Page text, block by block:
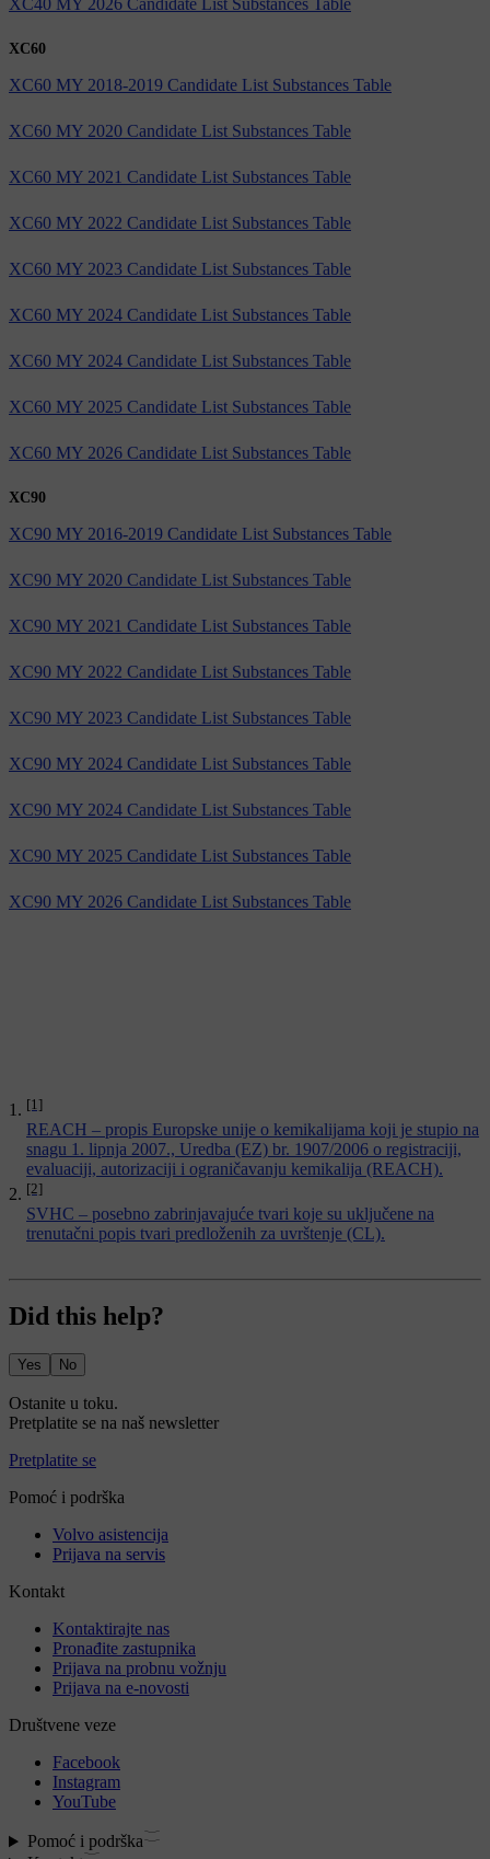
XC60
XC60 MY 2018-2019 Candidate List Substances Table
XC60 MY 2020 Candidate List Substances Table
XC60 MY 2021 Candidate List Substances Table
XC60 MY 2022 Candidate List Substances Table
XC60 MY 2023 Candidate List Substances Table
XC60 MY 2024 Candidate List Substances Table
XC60 MY 2024 Candidate List Substances Table
XC60 MY 2025 Candidate List Substances Table
XC60 MY 2026 Candidate List Substances Table
XC90
XC90 MY 2016-2019 Candidate List Substances Table
XC90 MY 2020 Candidate List Substances Table
XC90 MY 2021 Candidate List Substances Table
XC90 MY 2022 Candidate List Substances Table
XC90 MY 2023 Candidate List Substances Table
XC90 MY 2024 Candidate List Substances Table
XC90 MY 2024 Candidate List Substances Table
XC90 MY 2025 Candidate List Substances Table
XC90 MY 2026 Candidate List Substances Table
[1]
REACH – propis Europske unije o kemikalijama koji je stupio na
snagu 1. lipnja 2007., Uredba (EZ) br. 1907/2006 o registraciji,
evaluaciji, autorizaciji i ograničavanju kemikalija (REACH).
[2]
SVHC – posebno zabrinjavajuće tvari koje su uključene na
trenutačni popis tvari predloženih za uvrštenje (CL).
Did this help?
Yes No